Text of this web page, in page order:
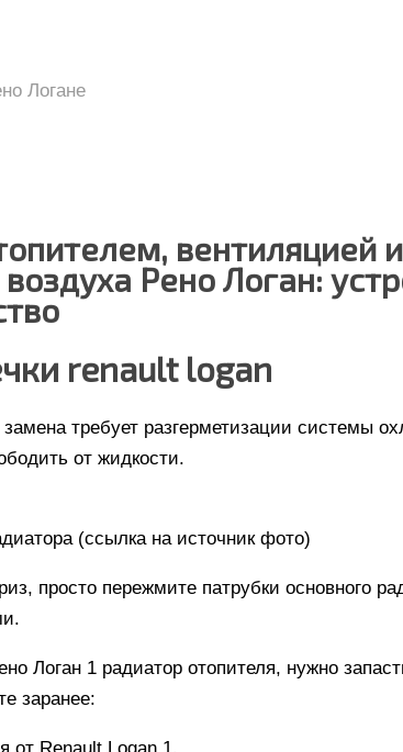
Логане
вентиляцией и
Рено Логан:
renault logan
требует разгерметизации системы
от жидкости.
(ссылка на источник фото)
просто пережмите патрубки основного
Логан 1 радиатор отопителя, нужно
заранее:
от Renault Logan 1.